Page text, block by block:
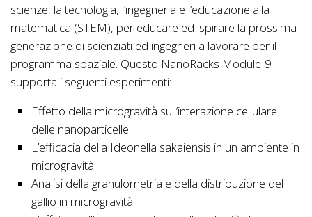
scienze, la tecnologia, l’ingegneria e l’educazione alla
matematica (STEM), per educare ed ispirare la prossima
generazione di scienziati ed ingegneri a lavorare per il
programma spaziale. Questo NanoRacks Module-9
supporta i seguenti esperimenti:
Effetto della microgravità sull’interazione cellulare
delle nanoparticelle
L’efficacia della Ideonella sakaiensis in un ambiente in
microgravità
Analisi della granulometria e della distribuzione del
gallio in microgravità